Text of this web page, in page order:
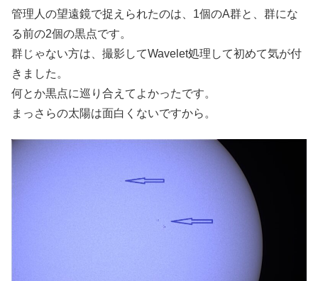
管理人の望遠鏡で捉えられたのは、1個のA群と、群にな
る前の2個の黒点です。
群じゃない方は、撮影してWavelet処理して初めて気が付
きました。
何とか黒点に巡り合えてよかったです。
まっさらの太陽は面白くないですから。